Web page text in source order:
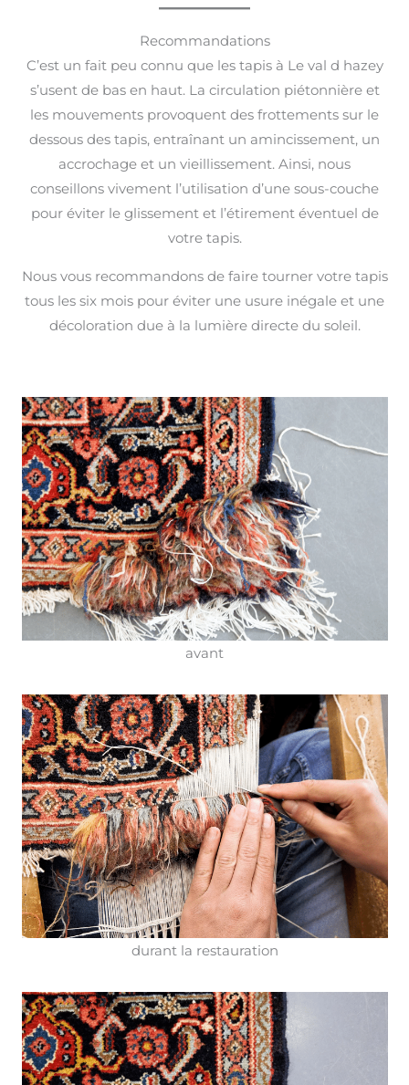
Recommandations
C’est un fait peu connu que les tapis à Le val d hazey
s’usent de bas en haut. La circulation piétonnière et
les mouvements provoquent des frottements sur le
dessous des tapis, entraînant un amincissement, un
accrochage et un vieillissement. Ainsi, nous
conseillons vivement l’utilisation d’une sous-couche
pour éviter le glissement et l’étirement éventuel de
votre tapis.
Nous vous recommandons de faire tourner votre tapis
tous les six mois pour éviter une usure inégale et une
décoloration due à la lumière directe du soleil.
avant
durant la restauration